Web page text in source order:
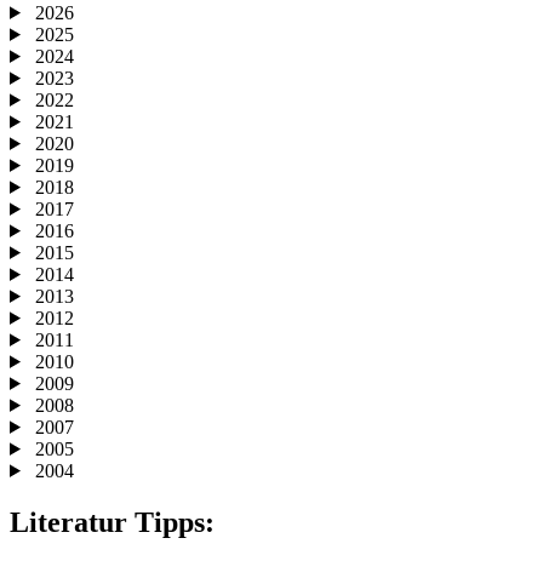
2026
2025
2024
2023
2022
2021
2020
2019
2018
2017
2016
2015
2014
2013
2012
2011
2010
2009
2008
2007
2005
2004
Literatur Tipps: